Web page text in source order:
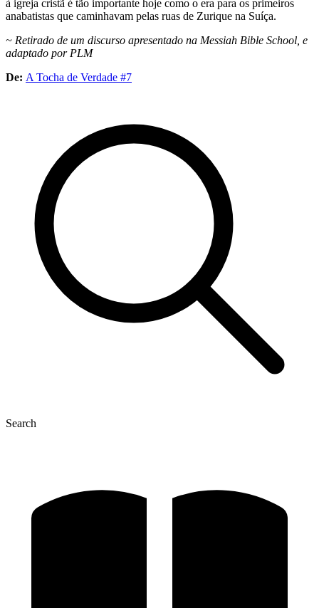
à igreja cristã é tão importante hoje como o era para os primeiros
anabatistas que caminhavam pelas ruas de Zurique na Suíça.
~ Retirado de um discurso apresentado na Messiah Bible School, e
adaptado por PLM
De: A Tocha de Verdade #7
Search